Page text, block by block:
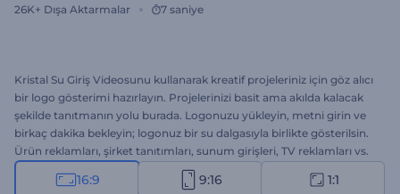
26K+ Dışa Aktarmalar 7 saniye
Kristal Su Giriş Videosunu kullanarak kreatif projeleriniz için göz alıcı
bir logo gösterimi hazırlayın. Projelerinizi basit ama akılda kalacak
şekilde tanıtmanın yolu burada. Logonuzu yükleyin, metni girin ve
birkaç dakika bekleyin; logonuz bir su dalgasıyla birlikte gösterilsin.
Ürün reklamları, şirket tanıtımları, sunum girişleri, TV reklamları vs.
için biçilmiş kaftan. Doğadan ilham alan bu şablon sayesinde
markanız akıllarda yer etsin. Hemen denemeye başlayın!
16:9 9:16 1:1